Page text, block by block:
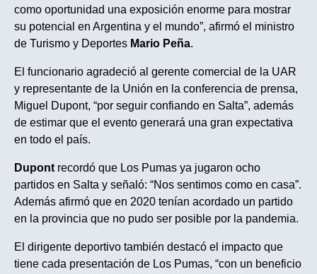
como oportunidad una exposición enorme para mostrar
su potencial en Argentina y el mundo”, afirmó el ministro
de Turismo y Deportes Mario Peña.
El funcionario agradeció al gerente comercial de la UAR
y representante de la Unión en la conferencia de prensa,
Miguel Dupont, “por seguir confiando en Salta”, además
de estimar que el evento generará una gran expectativa
en todo el país.
Dupontrecordó que Los Pumas ya jugaron ocho
partidos en Salta y señaló: “Nos sentimos como en casa”.
Además afirmó que en 2020 tenían acordado un partido
en la provincia que no pudo ser posible por la pandemia.
El dirigente deportivo también destacó el impacto que
tiene cada presentación de Los Pumas, “con un beneficio